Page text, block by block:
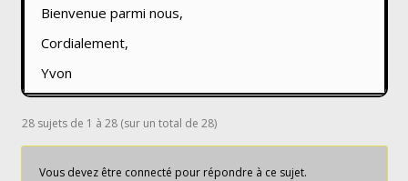
Bienvenue parmi nous,
Cordialement,
Yvon
28 sujets de 1 à 28 (sur un total de 28)
Vous devez être connecté pour répondre à ce sujet.